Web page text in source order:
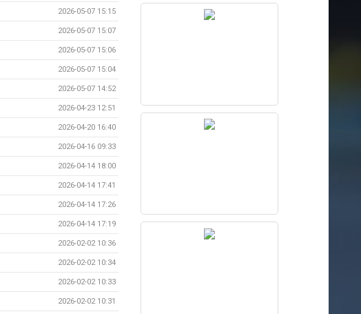
2026-05-07 15:15
2026-05-07 15:07
2026-05-07 15:06
2026-05-07 15:04
2026-05-07 14:52
2026-04-23 12:51
2026-04-20 16:40
2026-04-16 09:33
2026-04-14 18:00
2026-04-14 17:41
2026-04-14 17:26
2026-04-14 17:19
2026-02-02 10:36
2026-02-02 10:34
2026-02-02 10:33
2026-02-02 10:31